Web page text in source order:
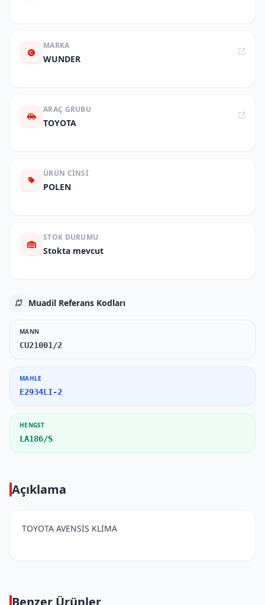
MARKA
WUNDER
ARAÇ GRUBU
TOYOTA
ÜRÜN CINSI
POLEN
STOK DURUMU
Stokta mevcut
Muadil Referans Kodları
MANN
CU21001/2
MAHLE
E2934LI-2
HENGST
LA186/S
Açıklama
TOYOTA AVENSİS KLİMA
Benzer Ürünler